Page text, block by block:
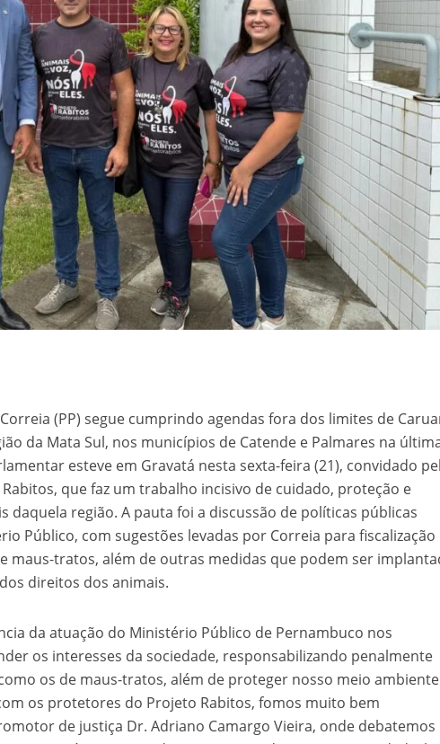
(PP) segue cumprindo agendas fora dos limites de
da Mata Sul, nos municípios de Catende e Palmares na
esteve em Gravatá nesta sexta-feira (21), convidado
que faz um trabalho incisivo de cuidado, proteção e
daquela região. A pauta foi a discussão de políticas públicas
Público, com sugestões levadas por Correia para fiscalização
maus-tratos, além de outras medidas que podem ser
direitos dos animais.
da atuação do Ministério Público de Pernambuco nos
os interesses da sociedade, responsabilizando penalmente
os de maus-tratos, além de proteger nosso meio
os protetores do Projeto Rabitos, fomos muito bem
de justiça Dr. Adriano Camargo Vieira, onde debatemos